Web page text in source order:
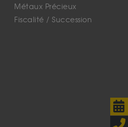
Métaux Précieux
Fiscalité / Succession